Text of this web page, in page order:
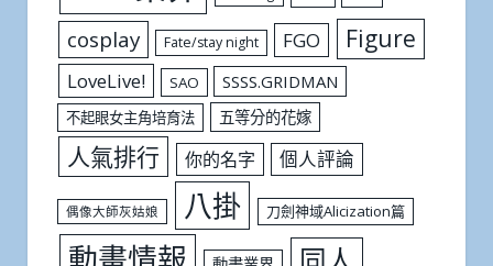
cosplay Fate/stay night FGO Figure
LoveLive! SAO SSSS.GRIDMAN
不起眼女主角培育法 五等分的花嫁
人氣排行 你的名字 個人評論
偶像大師灰姑娘 八掛 刀劍神域Alicization篇